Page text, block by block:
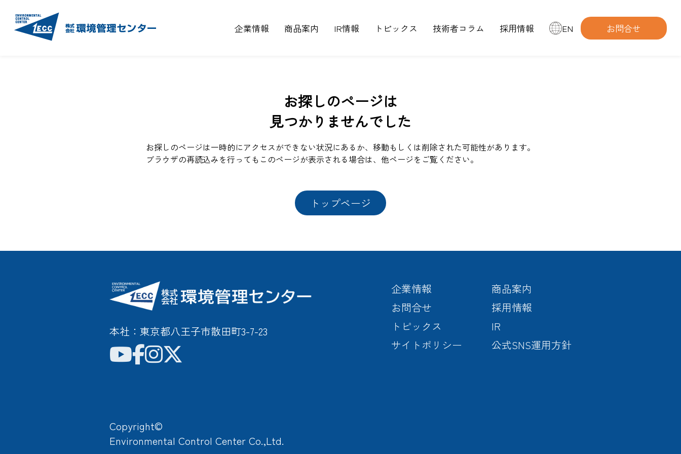
企業情報 商品案内 IR情報 トピックス 技術者コラム 採用情報 EN お問合せ
お探しのページは
見つかりませんでした
お探しのページは一時的にアクセスができない状況にあるか、移動もしくは削除された可能性があります。
ブラウザの再読込みを行ってもこのページが表示される場合は、他ページをご覧ください。
トップページ
本社：東京都八王子市散田町3-7-23
Copyright©
Environmental Control Center Co.,Ltd.
企業情報
商品案内
お問合せ
採用情報
トピックス
IR
サイトポリシー
公式SNS運用方針